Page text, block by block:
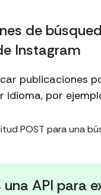
de
Instagram
publicaciones
idioma, por
POST para una
API para